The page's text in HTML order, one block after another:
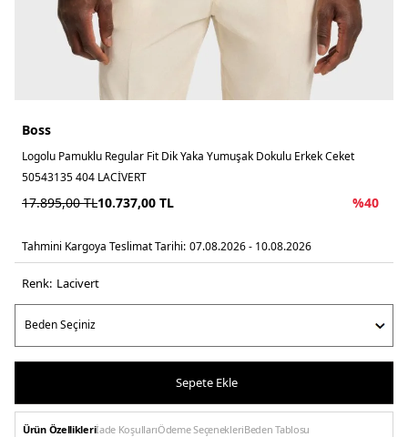
Boss
Logolu Pamuklu Regular Fit Dik Yaka Yumuşak Dokulu Erkek Ceket
50543135 404 LACİVERT
17.895,00TL10.737,00 TL %40
Tahmini Kargoya Teslimat Tarihi: 07.08.2026 - 10.08.2026
Renk: laci̇vert
Sepete Ekle
Ürün Özellikleriİade KoşullarıÖdeme SeçenekleriBeden Tablosu